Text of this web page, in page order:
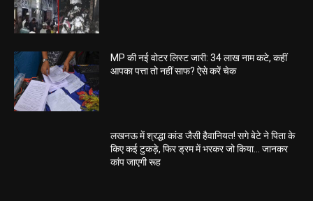
MP की नई वोटर लिस्ट जारी: 34 लाख नाम कटे, कहीं
आपका पत्ता तो नहीं साफ? ऐसे करें चेक
लखनऊ में श्रद्धा कांड जैसी हैवानियत! सगे बेटे ने पिता के
किए कई टुकड़े, फिर ड्रम में भरकर जो किया… जानकर
कांप जाएगी रूह